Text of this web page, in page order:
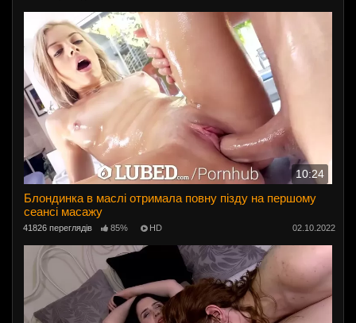
10:24
Блондинка в маслі отримала повну пізду на першому
сеансі масажу
41826 переглядів 85% HD 02.10.2022